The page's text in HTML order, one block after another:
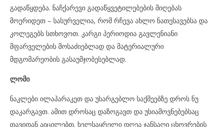
გადაწყდება. ნაჩქარევი გადაწყვეტილებების მიღებას
მოერიდეთ – სასურველია, რომ რჩევა ახლო ნათესავებსა და
კოლეგებს სთხოვოთ. კარგი პერიოდია გავლენიანი
მფარველების მოსაძიებლად და მატერიალური
მდგომარეობის გასაუმჯობესებლად.
ლომი
ნაკლები ილაპარაკეთ და უსარგებლო საქმეებზე დროს ნუ
დაკარგავთ. ამით დროსაც დაზოგავთ და უსიამოვნებებსაც
თავიდან აიცილებთ. ხელსაყრელი დღეა ჯანსაღი ცხოვრების